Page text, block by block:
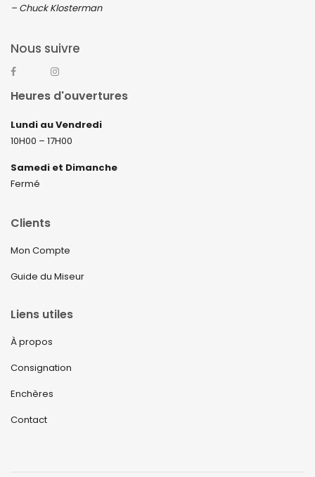
– Chuck Klosterman
Nous suivre
Heures d'ouvertures
Lundi au Vendredi
10H00 – 17H00
Samedi et Dimanche
Fermé
Clients
Mon Compte
Guide du Miseur
Liens utiles
À propos
Consignation
Enchères
Contact